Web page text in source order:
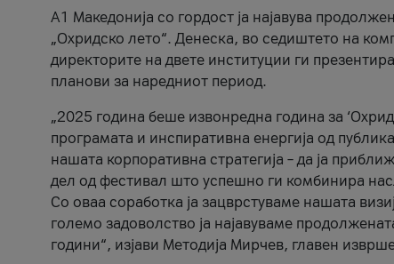
A1 Македонија со гордост ја најавува
„Охридско лето“. Денеска, во седиштето на
директорите на двете институции ги
планови за наредниот период.
„2025 година беше извонредна година за
програмата и инспиративна енергија од
нашата корпоративна стратегија – да ја
дел од фестивал што успешно ги комбинира
Со оваа соработка ја зацврстуваме нашата
големо задоволство ја најавуваме
години“, изјави Методија Мирчев, главен